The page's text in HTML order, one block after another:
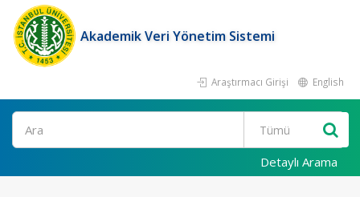
Akademik Veri Yönetim Sistemi
Araştırmacı Girişi English
Ara
Detaylı Arama